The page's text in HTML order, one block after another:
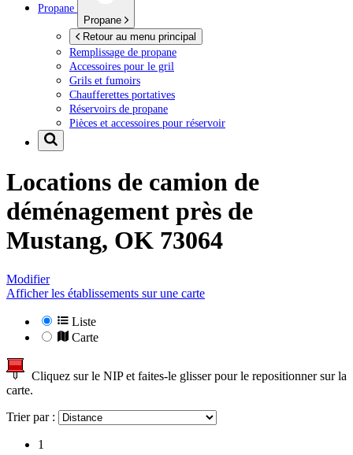
Propane
Propane
Retour au menu principal
Remplissage de propane
Accessoires pour le gril
Grils et fumoirs
Chaufferettes portatives
Réservoirs de propane
Pièces et accessoires pour réservoir
Locations de camion de
déménagement près de
Mustang, OK 73064
Modifier
Afficher les établissements sur une carte
Liste
Carte
Cliquez sur le NIP et faites-le glisser pour le repositionner sur la
carte.
Trier par :
1